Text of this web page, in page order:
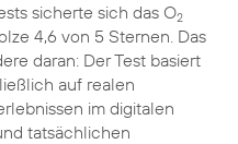
sicherte sich das O2
4,6 von 5 Sternen. Das
daran: Der Test basiert
auf realen
im digitalen
tatsächlichen